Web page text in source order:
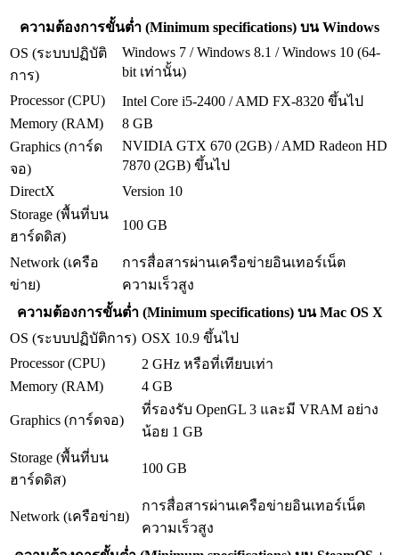
ความต้องการขั้นต่ำ (Minimum specifications) บน Windows
OS (ระบบปฏิบัติ
การ)
Windows 7 / Windows 8.1 / Windows 10 (64-
bit เท่านั้น)
Processor (CPU)
Intel Core i5-2400 / AMD FX-8320 ขึ้นไป
Memory (RAM)
8 GB
Graphics (การ์ด
จอ)
NVIDIA GTX 670 (2GB) / AMD Radeon HD
7870 (2GB) ขึ้นไป
DirectX
Version 10
Storage (พื้นที่บน
ฮาร์ดดิส)
100 GB
Network (เครือ
ข่าย)
การสื่อสารผ่านเครือข่ายอินเทอร์เน็ต
ความเร็วสูง
ความต้องการขั้นต่ำ (Minimum specifications) บน Mac OS X
OS (ระบบปฏิบัติการ) OSX 10.9 ขึ้นไป
Processor (CPU)
2 GHz หรือที่เทียบเท่า
Memory (RAM)
4 GB
Graphics (การ์ดจอ)
ที่รองรับ OpenGL 3 และมี VRAM อย่าง
น้อย 1 GB
Storage (พื้นที่บน
ฮาร์ดดิส)
100 GB
Network (เครือข่าย)
การสื่อสารผ่านเครือข่ายอินเทอร์เน็ต
ความเร็วสูง